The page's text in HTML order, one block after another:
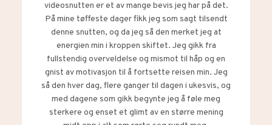
videosnutten er et av mange bevis jeg har på det.
På mine tøffeste dager fikk jeg som sagt tilsendt
denne snutten, og da jeg så den merket jeg at
energien min i kroppen skiftet. Jeg gikk fra
fullstendig overveldelse og mismot til håp og en
gnist av motivasjon til å fortsette reisen min. Jeg
så den hver dag, flere ganger til dagen i ukesvis, og
med dagene som gikk begynte jeg å føle meg
sterkere og enset et glimt av en større mening